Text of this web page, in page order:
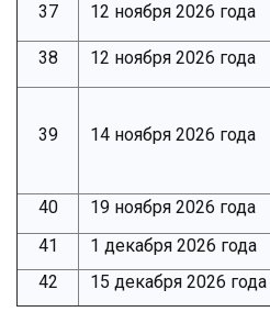
37 12 ноября 2026 года
38 12 ноября 2026 года
39 14 ноября 2026 года
40 19 ноября 2026 года
41
1 декабря 2026 года
42
15 декабря 2026 года